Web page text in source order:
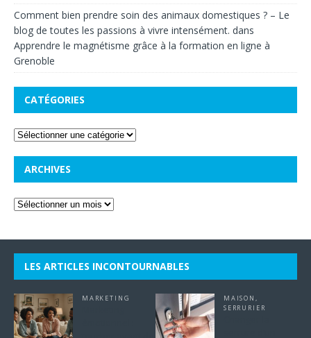
Comment bien prendre soin des animaux domestiques ? – Le
blog de toutes les passions à vivre intensément. dans
Apprendre le magnétisme grâce à la formation en ligne à
Grenoble
CATÉGORIES
ARCHIVES
LES ARTICLES INCONTOURNABLES
MARKETING MAISON ,
SERRURIER